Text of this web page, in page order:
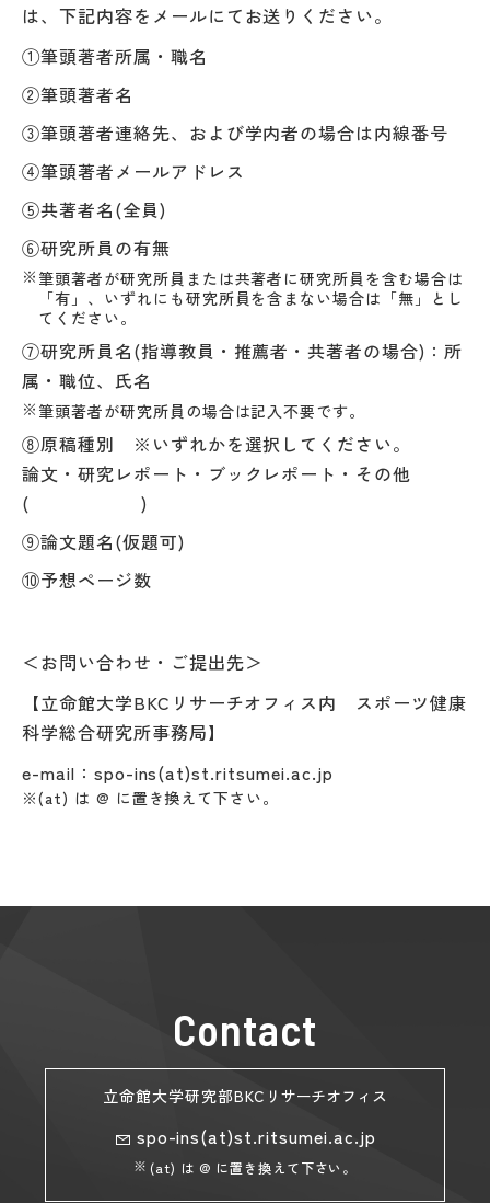
は、下記内容をメールにてお送りください。
①筆頭著者所属・職名
②筆頭著者名
③筆頭著者連絡先、および学内者の場合は内線番号
④筆頭著者メールアドレス
⑤共著者名(全員)
⑥研究所員の有無
筆頭著者が研究所員または共著者に研究所員を含む場合は
「有」、いずれにも研究所員を含まない場合は「無」とし
てください。
⑦研究所員名(指導教員・推薦者・共著者の場合)：所
属・職位、氏名
筆頭著者が研究所員の場合は記入不要です。
⑧原稿種別 ※いずれかを選択してください。
論文・研究レポート・ブックレポート・その他
( )
⑨論文題名(仮題可)
⑩予想ページ数
＜お問い合わせ・ご提出先＞
【立命館大学BKCリサーチオフィス内 スポーツ健康
科学総合研究所事務局】
e-mail：spo-ins(at)st.ritsumei.ac.jp
※(at) は @ に置き換えて下さい。
Contact
立命館大学研究部BKC リサーチオフィス
spo-ins(at)st.ritsumei.ac.jp
(at) は @ に置き換えて下さい。